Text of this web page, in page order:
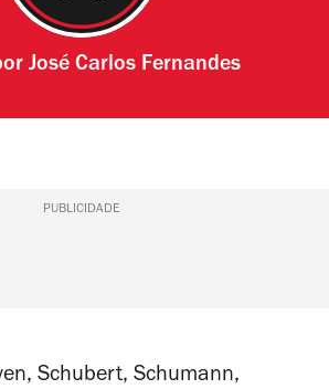
José Carlos Fernandes
PUBLICIDADE
Schubert, Schumann,